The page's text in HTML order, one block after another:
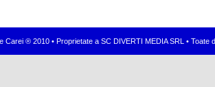
Carei ® 2010 • Proprietate a SC DIVERTI MEDIA SRL •